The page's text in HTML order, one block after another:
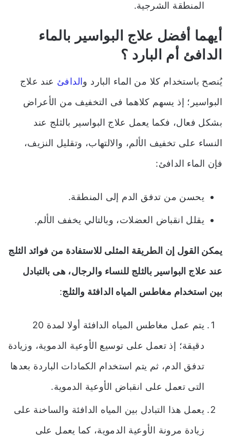
المنطقة الشرجية.
أيهما أفضل علاج البواسير بالماء
الدافئ أم البارد ؟
يُنصح باستخدام كلا من الماء البارد والدافئ عند علاج
البواسير؛ إذ يسهم كلاهما فى التخفيف من الأعراض
بشكل فعال، فكما يعمل علاج البواسير بالثلج عند
النساء على تخفيف الألم، والالتهاب، وتقليل النزيف،
فإن الماء الدافئ:
يحسن من تدفق الدم إلى المنطقة.
يقلل انقباض العضلات، وبالتالي يخفف الألم.
يمكن القول إن الطريقة المثلى للاستفادة من فوائد الثلج
عند علاج البواسير بالثلج للنساء والرجال، هى بالتبادل
بين استخدام مغاطس المياه الدافئة والثلج:
يتم عمل مغاطس المياه الدافئة أولا لمدة 20
دقيقة؛ إذ تعمل على توسيع الأوعية الدموية، وزيادة
تدفق الدم، ثم يتم استخدام الكمادات الباردة بعدها
التى تعمل على انقباض الأوعية الدموية.
يعمل هذا التبادل بين المياه الدافئة والساخنة على
زيادة مرونة الأوعية الدموية، كما يعمل على